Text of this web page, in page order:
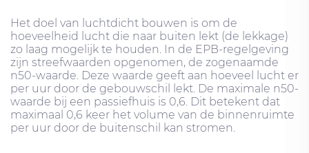
Het doel van luchtdicht bouwen is om de
hoeveelheid lucht die naar buiten lekt (de lekkage)
zo laag mogelijk te houden. In de EPB-regelgeving
zijn streefwaarden opgenomen, de zogenaamde
n50-waarde. Deze waarde geeft aan hoeveel lucht er
per uur door de gebouwschil lekt. De maximale n50-
waarde bij een passiefhuis is 0,6. Dit betekent dat
maximaal 0,6 keer het volume van de binnenruimte
per uur door de buitenschil kan stromen.